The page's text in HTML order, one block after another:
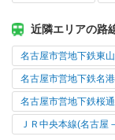
近隣エリアの路
名古屋市営地下鉄東
名古屋市営地下鉄名
名古屋市営地下鉄桜
ＪＲ中央本線(名古屋